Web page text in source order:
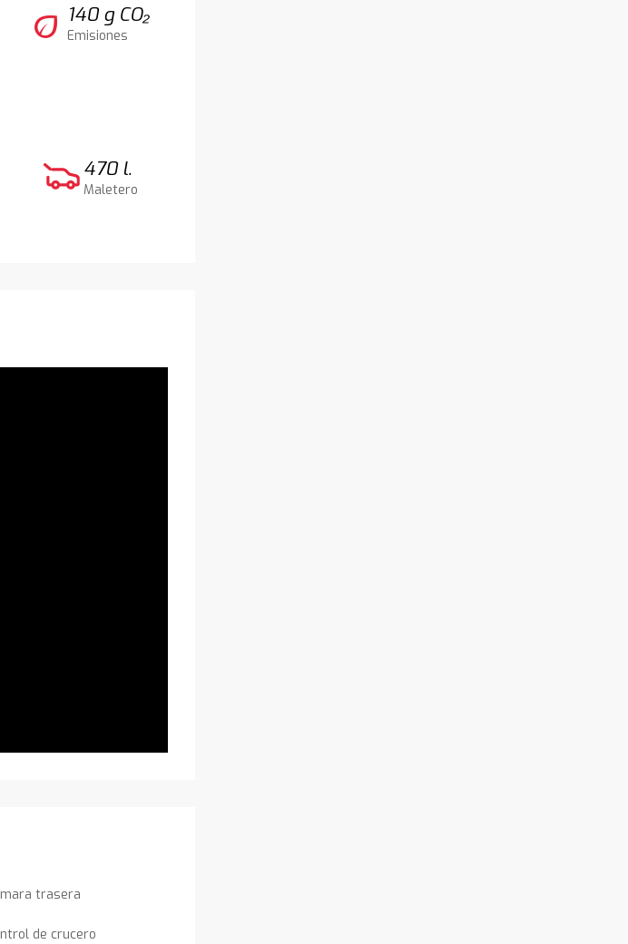
eco 140 g CO₂
Emisiones
470 l.
Maletero
trasera
de crucero